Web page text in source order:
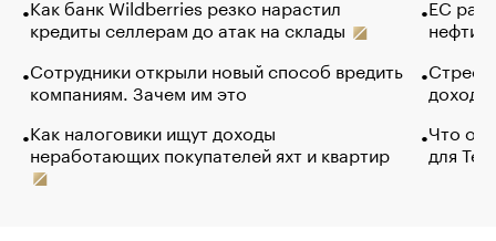
Как банк Wildberries резко нарастил
кредиты селлерам до атак на склады
Сотрудники открыли новый способ вредить
компаниям. Зачем им это
Как налоговики ищут доходы
неработающих покупателей яхт и квартир
ЕС
нефти
Что
для